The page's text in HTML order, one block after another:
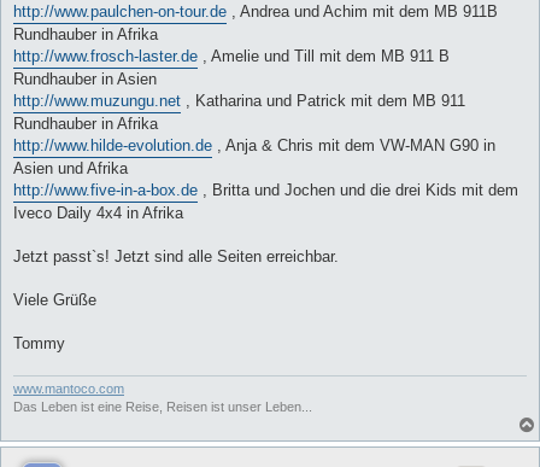
http://www.paulchen-on-tour.de , Andrea und Achim mit dem MB 911B
Rundhauber in Afrika
http://www.frosch-laster.de , Amelie und Till mit dem MB 911 B
Rundhauber in Asien
http://www.muzungu.net , Katharina und Patrick mit dem MB 911
Rundhauber in Afrika
http://www.hilde-evolution.de , Anja & Chris mit dem VW-MAN G90 in
Asien und Afrika
http://www.five-in-a-box.de , Britta und Jochen und die drei Kids mit dem
Iveco Daily 4x4 in Afrika
Jetzt passt`s! Jetzt sind alle Seiten erreichbar.
Viele Grüße
Tommy
www.mantoco.com
Das Leben ist eine Reise, Reisen ist unser Leben...